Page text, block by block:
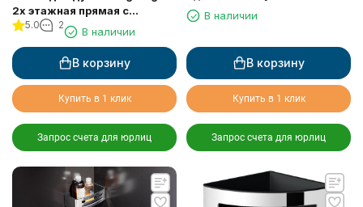
2х этажная прямая с
пластиком 75762
5.0 2
В наличии
В корзину
Купить в 1 клик
Запрос счета для юрлиц
пластиком 75660
В наличии
В корзину
Купить в 1 клик
Запрос счета для юрлиц